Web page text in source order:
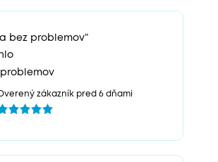
bez problemov“
problemov
zákazník pred 6 dňami